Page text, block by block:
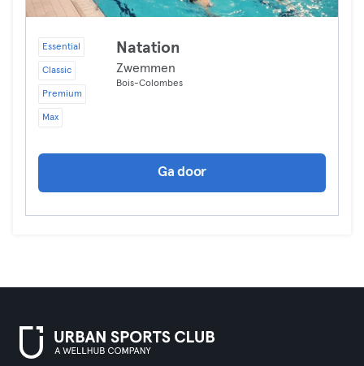
Essential
Classic
Premium
Max
Natation
Zwemmen
Bois-Colombes
Ga door